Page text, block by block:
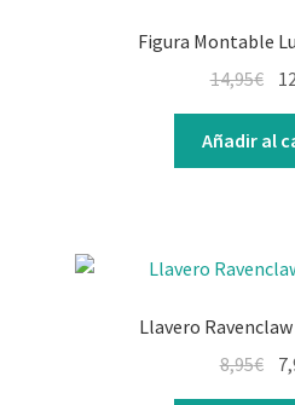
Figura Montable
14,95€
Añadir al
Llavero
8,95€